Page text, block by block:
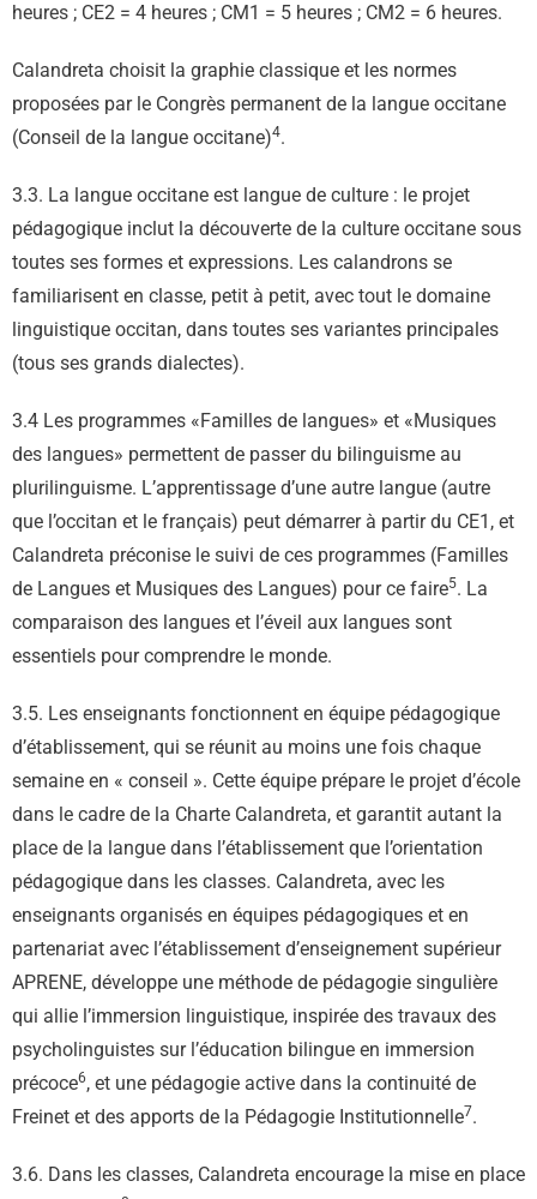
heures ; CE2 = 4 heures ; CM1 = 5 heures ; CM2 = 6 heures.
Calandreta choisit la graphie classique et les normes
proposées par le Congrès permanent de la langue occitane
(Conseil de la langue occitane)4.
3.3. La langue occitane est langue de culture : le projet
pédagogique inclut la découverte de la culture occitane sous
toutes ses formes et expressions. Les calandrons se
familiarisent en classe, petit à petit, avec tout le domaine
linguistique occitan, dans toutes ses variantes principales
(tous ses grands dialectes).
3.4 Les programmes «Familles de langues» et «Musiques
des langues» permettent de passer du bilinguisme au
plurilinguisme. L’apprentissage d’une autre langue (autre
que l’occitan et le français) peut démarrer à partir du CE1, et
Calandreta préconise le suivi de ces programmes (Familles
de Langues et Musiques des Langues) pour ce faire5. La
comparaison des langues et l’éveil aux langues sont
essentiels pour comprendre le monde.
3.5. Les enseignants fonctionnent en équipe pédagogique
d’établissement, qui se réunit au moins une fois chaque
semaine en « conseil ». Cette équipe prépare le projet d’école
dans le cadre de la Charte Calandreta, et garantit autant la
place de la langue dans l’établissement que l’orientation
pédagogique dans les classes. Calandreta, avec les
enseignants organisés en équipes pédagogiques et en
partenariat avec l’établissement d’enseignement supérieur
APRENE, développe une méthode de pédagogie singulière
qui allie l’immersion linguistique, inspirée des travaux des
psycholinguistes sur l’éducation bilingue en immersion
précoce6, et une pédagogie active dans la continuité de
Freinet et des apports de la Pédagogie Institutionnelle7.
3.6. Dans les classes, Calandreta encourage la mise en place